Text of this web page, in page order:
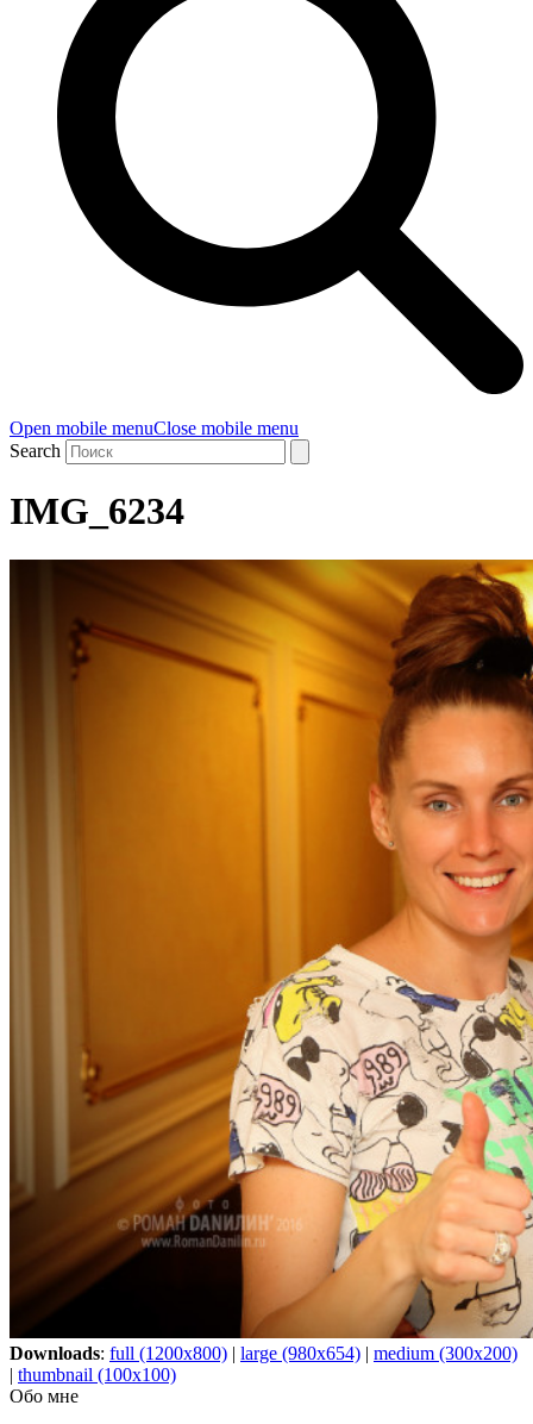
Open mobile menuClose mobile menu
Search
IMG_6234
Downloads: full (1200x800) | large (980x654) | medium (300x200)
| thumbnail (100x100)
Обо мне